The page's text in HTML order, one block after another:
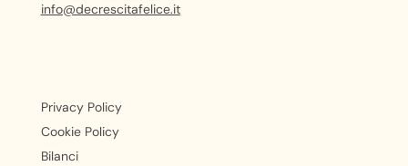
info@decrescitafelice.it
Privacy Policy
Cookie Policy
Bilanci